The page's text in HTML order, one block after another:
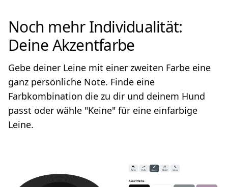
Noch mehr Individualität:
Deine Akzentfarbe
Gebe deiner Leine mit einer zweiten Farbe eine
ganz persönliche Note. Finde eine
Farbkombination die zu dir und deinem Hund
passt oder wähle "Keine" für eine einfarbige
Leine.